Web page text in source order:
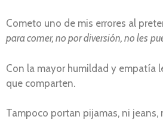
Cometo uno de mis errores al
para comer, no por diversión, no les
Con la mayor humildad y empatía
que comparten.
Tampoco portan pijamas, ni jeans,